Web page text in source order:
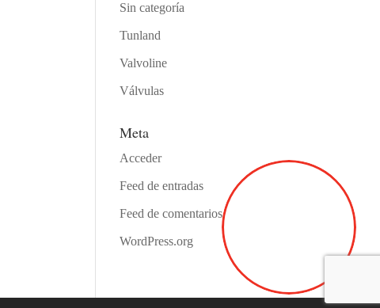
Sin categoría
Tunland
Valvoline
Válvulas
Meta
Acceder
Feed de entradas
Feed de comentarios
WordPress.org